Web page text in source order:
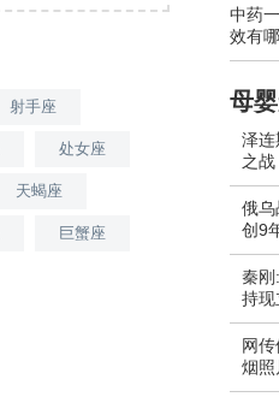
射手座
处女座
天蝎座
巨蟹座
中药
效有
母
泽连
之战
俄乌
创9
秦刚
持现
网
烟照